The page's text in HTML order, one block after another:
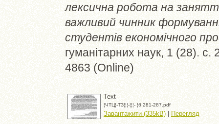
лексична робота на
важливий чинник
студентів економічного
гуманітарних наук, 1 (28).
4863 (Online)
Text
¦ЧTЦ¦-TЗ¦¦¦-¦¦¦- ¦б 281-287.pdf
Завантажити (335kB) | Перегляд